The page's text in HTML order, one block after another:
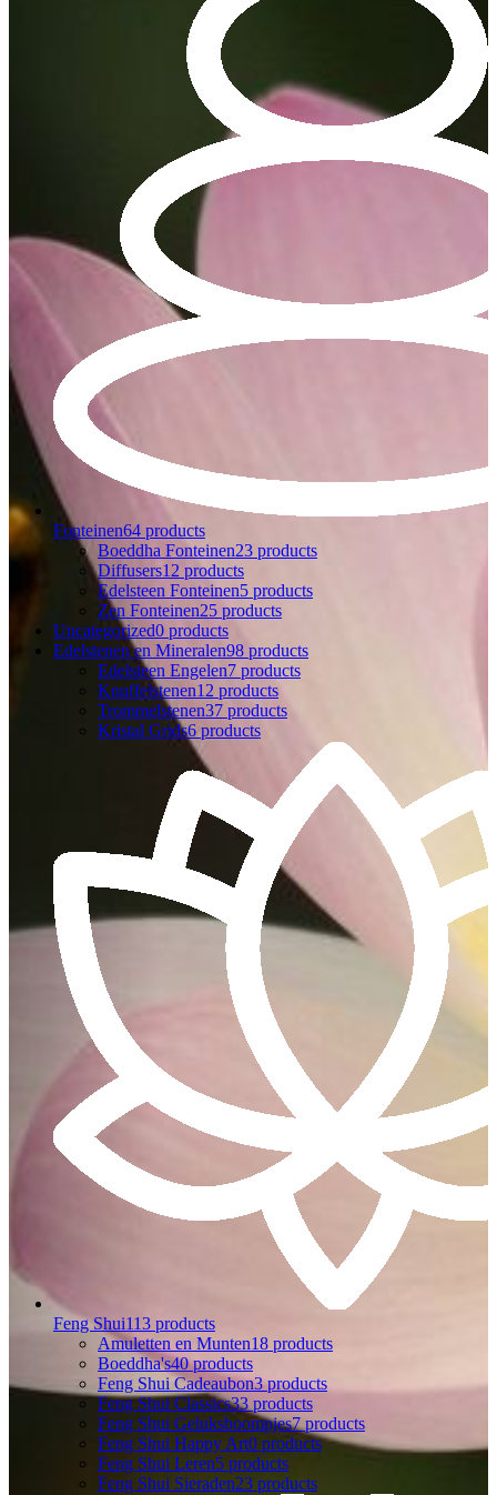
Fonteinen64 products
Boeddha Fonteinen23 products
Diffusers12 products
Edelsteen Fonteinen5 products
Zen Fonteinen25 products
Uncategorized0 products
Edelstenen en Mineralen98 products
Edelsteen Engelen7 products
Knuffelstenen12 products
Trommelstenen37 products
Kristal Grids6 products
Feng Shui113 products
Amuletten en Munten18 products
Boeddha's40 products
Feng Shui Cadeaubon3 products
Feng Shui Classics33 products
Feng Shui Geluksboompjes7 products
Feng Shui Happy Art0 products
Feng Shui Leren5 products
Feng Shui Sieraden23 products